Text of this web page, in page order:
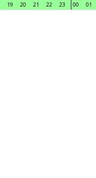
19 20 21 22 23
00
01